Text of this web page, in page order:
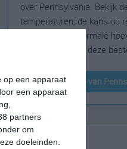
op een apparaat
een apparaat
partners
om
doeleinden.
over Pennsylvania. Bekijk
temperaturen, de kans op
sneeuw en de normale
zonneschijn voor deze
klimaatinfo van
Beste reistijd